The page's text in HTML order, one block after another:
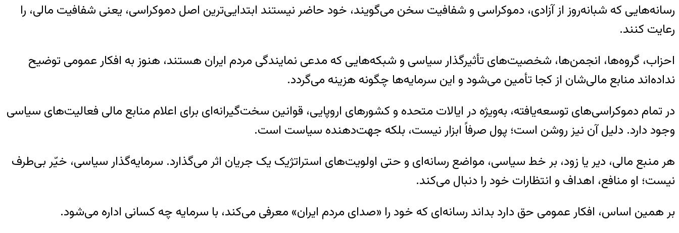
رسانه‌هایی که شبانه‌روز از آزادی، دموکراسی و شفافیت سخن می‌گویند، خود حاضر نیستند ابتدایی‌ترین اصل دموکراسی، یعنی شفافیت مالی، را
رعایت کنند.
احزاب، گروه‌ها، انجمن‌ها، شخصیت‌های تأثیرگذار سیاسی و شبکه‌هایی که مدعی نمایندگی مردم ایران هستند، هنوز به افکار عمومی توضیح
نداده‌اند منابع مالی‌شان از کجا تأمین می‌شود و این سرمایه‌ها چگونه هزینه می‌گردد.
در تمام دموکراسی‌های توسعه‌یافته، به‌ویژه در ایالات متحده و کشورهای اروپایی، قوانین سخت‌گیرانه‌ای برای اعلام منابع مالی فعالیت‌های سیاسی
وجود دارد. دلیل آن نیز روشن است؛ پول صرفاً ابزار نیست، بلکه جهت‌دهنده سیاست است.
هر منبع مالی، دیر یا زود، بر خط سیاسی، مواضع رسانه‌ای و حتی اولویت‌های استراتژیک یک جریان اثر می‌گذارد. سرمایه‌گذار سیاسی، خیّر بی‌طرف
نیست؛ او منافع، اهداف و انتظارات خود را دنبال می‌کند.
بر همین اساس، افکار عمومی حق دارد بداند رسانه‌ای که خود را «صدای مردم ایران» معرفی می‌کند، با سرمایه چه کسانی اداره می‌شود.